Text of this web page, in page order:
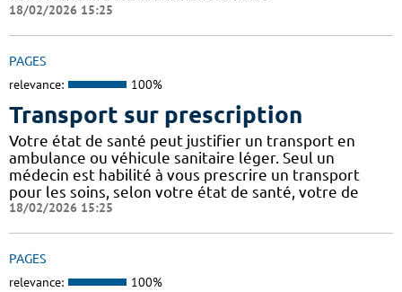
18/02/2026 15:25
PAGES
relevance: 100%
Transport sur prescription
Votre état de santé peut justifier un transport en
ambulance ou véhicule sanitaire léger. Seul un
médecin est habilité à vous prescrire un transport
pour les soins, selon votre état de santé, votre de
18/02/2026 15:25
PAGES
relevance: 100%